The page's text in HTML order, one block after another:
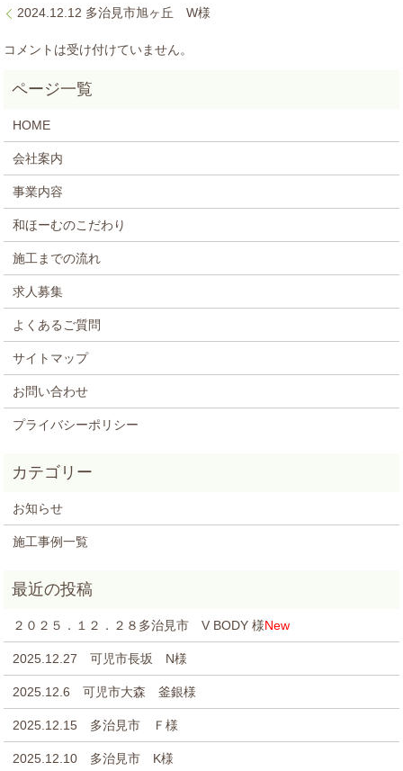
2024.12.12 多治見市旭ヶ丘 W様
コメントは受け付けていません。
HOME
会社案内
事業内容
和ほーむのこだわり
施工までの流れ
求人募集
よくあるご質問
サイトマップ
お問い合わせ
プライバシーポリシー
お知らせ
施工事例一覧
２０２５．１２．２８多治見市 V BODY 様New
2025.12.27 可児市長坂 N様
2025.12.6 可児市大森 釜銀様
2025.12.15 多治見市 Ｆ様
2025.12.10 多治見市 K様